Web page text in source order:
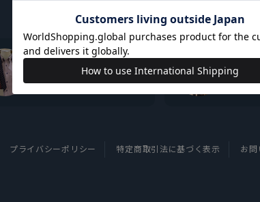
東京シャツについて
プライバシーポリシー 特定商取引法に基づく表示 お問